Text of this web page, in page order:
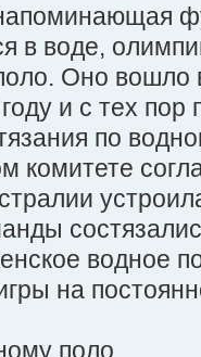
в воде,
Оно вошло
и с тех пор
по
комитете
водное
на
поло